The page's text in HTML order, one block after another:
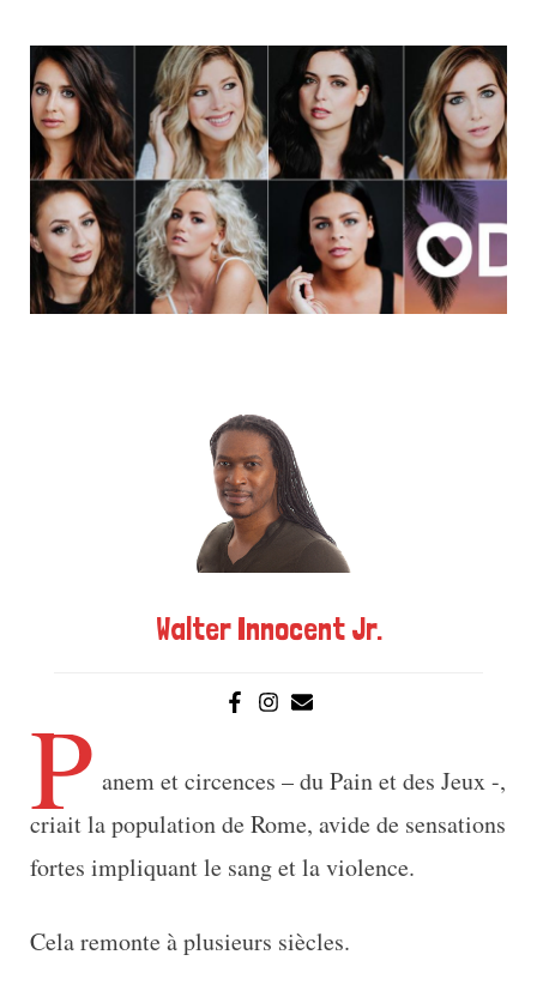
r
)
m
Walter Innocent Jr.
P anem et circences – du Pain et des Jeux -,
criait la population de Rome, avide de sensations
fortes impliquant le sang et la violence.
Cela remonte à plusieurs siècles.